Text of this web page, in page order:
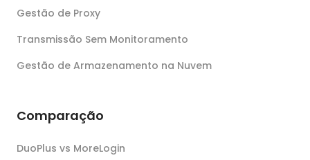
Gestão de Proxy
Transmissão Sem Monitoramento
Gestão de Armazenamento na Nuvem
Comparação
DuoPlus vs MoreLogin